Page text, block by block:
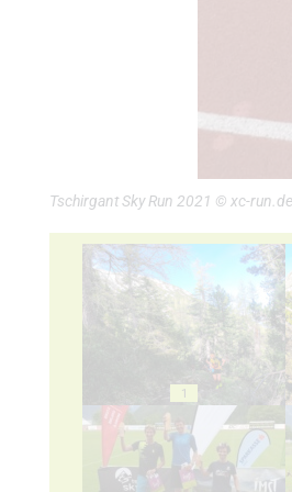
Tschirgant Sky Run 2021 © xc-run.de
1